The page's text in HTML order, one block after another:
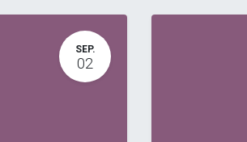
SEP.
02